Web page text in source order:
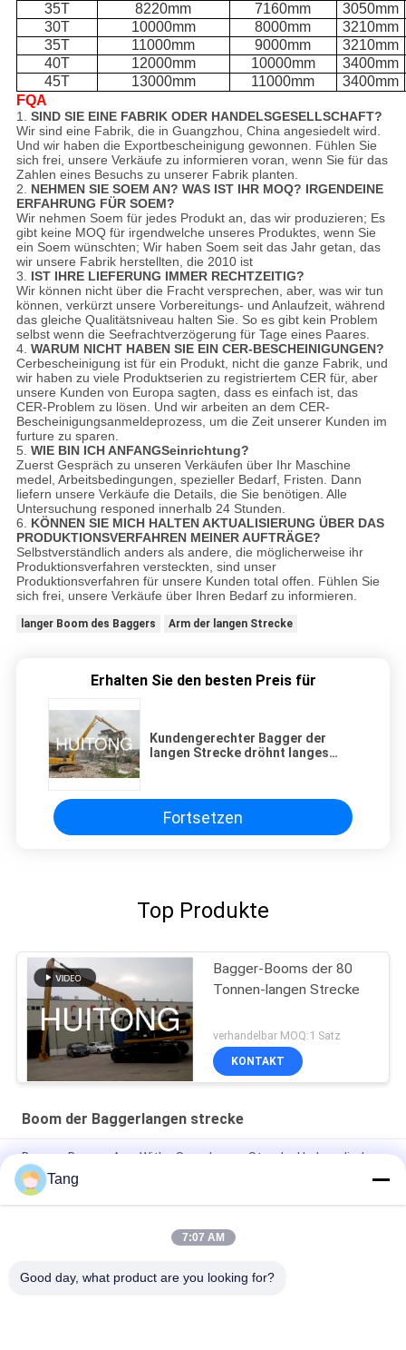
35T
8220mm 7160mm
3050mm
30T
10000mm 8000mm
3210mm
35T
11000mm 9000mm
3210mm
40T
12000mm 10000mm
3400mm
45T
13000mm 11000mm 3400mm
FQA
1. SIND SIE EINE FABRIK ODER HANDELSGESELLSCHAFT?
Wir sind eine Fabrik, die in Guangzhou, China angesiedelt wird.
Und wir haben die Exportbescheinigung gewonnen. Fühlen Sie
sich frei, unsere Verkäufe zu informieren voran, wenn Sie für das
Zahlen eines Besuchs zu unserer Fabrik planten.
2. NEHMEN SIE SOEM AN? WAS IST IHR MOQ? IRGENDEINE
ERFAHRUNG FÜR SOEM?
Wir nehmen Soem für jedes Produkt an, das wir produzieren; Es
gibt keine MOQ für irgendwelche unseres Produktes, wenn Sie
ein Soem wünschten; Wir haben Soem seit das Jahr getan, das
wir unsere Fabrik herstellten, die 2010 ist
3. IST IHRE LIEFERUNG IMMER RECHTZEITIG?
Wir können nicht über die Fracht versprechen, aber, was wir tun
können, verkürzt unsere Vorbereitungs- und Anlaufzeit, während
das gleiche Qualitätsniveau halten Sie. So es gibt kein Problem
selbst wenn die Seefrachtverzögerung für Tage eines Paares.
4. WARUM NICHT HABEN SIE EIN CER-BESCHEINIGUNGEN?
Cerbescheinigung ist für ein Produkt, nicht die ganze Fabrik, und
wir haben zu viele Produktserien zu registriertem CER für, aber
unsere Kunden von Europa sagten, dass es einfach ist, das
CER-Problem zu lösen. Und wir arbeiten an dem CER-
Bescheinigungsanmeldeprozess, um die Zeit unserer Kunden im
furture zu sparen.
5. WIE BIN ICH ANFANGSeinrichtung?
Zuerst Gespräch zu unseren Verkäufen über Ihr Maschine
medel, Arbeitsbedingungen, spezieller Bedarf, Fristen. Dann
liefern unsere Verkäufe die Details, die Sie benötigen. Alle
Untersuchung responed innerhalb 24 Stunden.
6. KÖNNEN SIE MICH HALTEN AKTUALISIERUNG ÜBER DAS
PRODUKTIONSVERFAHREN MEINER AUFTRÄGE?
Selbstverständlich anders als andere, die möglicherweise ihr
Produktionsverfahren versteckten, sind unser
Produktionsverfahren für unsere Kunden total offen. Fühlen Sie
sich frei, unsere Verkäufe über Ihren Bedarf zu informieren.
langer Boom des Baggers Arm der langen Strecke
Erhalten Sie den besten Preis für
Kundengerechter Bagger der
langen Strecke dröhnt langes
Fortsetzen
Top Produkte
Bagger-Booms der 80
Tonnen-langen Strecke
verhandelbar MOQ:1 Satz
KONTAKT
Boom der Baggerlangen strecke
Bagger-Booms Arm Withs Sany-langer Strecke Hydrozylinder
Schöpflöffel-lange Strecke verlängerte 10 Ton Excavator
Boom Arm
Bagger Booms For HD450 HD550 HD820 der langen Strecke
Tang
7:07 AM
Good day, what product are you looking for?